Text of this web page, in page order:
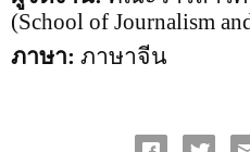
(School of Journalism
ภาษา: ภาษาจีน